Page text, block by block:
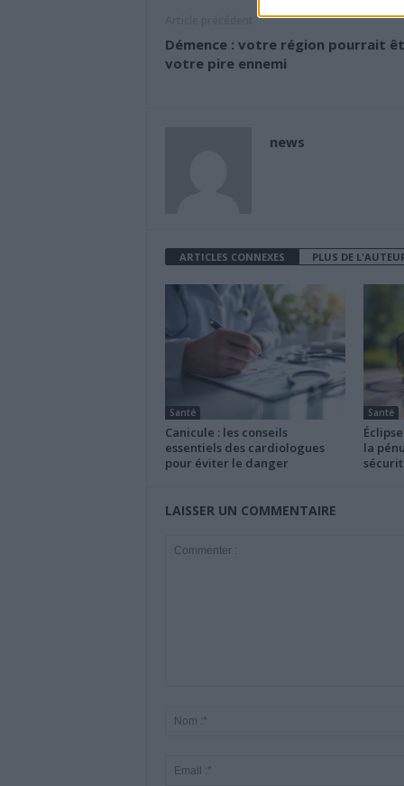
Démence : votre région pourrait
votre pire ennemi
news
ARTICLES CONNEXES PLUS DE
Santé
Canicule : les conseils
essentiels des cardiologues
pour éviter le danger
Santé
la
LAISSER UN COMMENTAIRE